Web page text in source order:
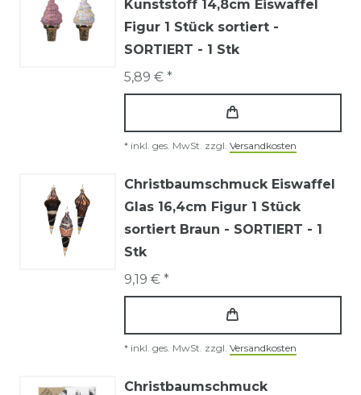
Kunststoff 14,8cm Eiswaffel
Figur 1 Stück sortiert -
SORTIERT - 1 Stk
5,89 € *
* inkl. ges. MwSt. zzgl. Versandkosten
Christbaumschmuck Eiswaffel
Glas 16,4cm Figur 1 Stück
sortiert Braun - SORTIERT - 1
Stk
9,19 € *
* inkl. ges. MwSt. zzgl. Versandkosten
Christbaumschmuck